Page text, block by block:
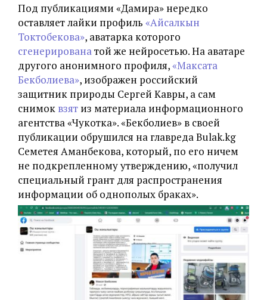
Под публикациями «Дамира» нередко
оставляет лайки профиль «Айсалкын
Токтобекова», аватарка которого
сгенерированатой же нейросетью.На аватаре
другого анонимного профиля,«Максата
Бекболиева», изображен российский
защитник природы Сергей Кавры, а сам
снимок взят из материала информационного
агентства «Чукотка». «Бекболиев» в своей
публикации обрушился на главреда Bulak.kg
Семетея Аманбекова, который, по его ничем
не подкрепленному утверждению, «получил
специальный грант для распространения
информации об однополых браках».